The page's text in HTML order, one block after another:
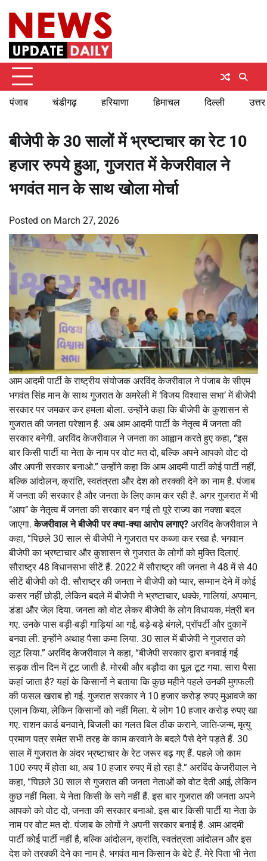
content
पंजाब चंडीगढ़ हरियाणा हिमाचल दिल्ली
बीजेपी के 30 सालों में भ्रष्टाचार का रेट 10
हजार रुपये हुआ, गुजरात में केजरीवाल ने
भगवंत मान के साथ खोला मोर्चा
Posted on March 27, 2026
आम आदमी पार्टी के राष्ट्रीय संयोजक अरविंद केजरीवाल ने पंजाब के सीएम
भगवंत सिंह मान के साथ गुजरात के अमरेली में ‘विजय विश्वास सभा’ में बीजेपी
सरकार पर जमकर कर हमला बोला. उन्होंने कहा कि बीजेपी के कुशासन से
गुजरात की जनता परेशान है. अब आम आदमी पार्टी के नेतृत्व में जनता की
सरकार बनेगी. अरविंद केजरीवाल ने जनता का आह्वान करते हुए कहा, “इस
बार किसी पार्टी या नेता के नाम पर वोट मत दो, बल्कि अपने आपको वोट दो
और अपनी सरकार बनाओ.” उन्होंने कहा कि आम आदमी पार्टी कोई पार्टी नहीं,
बल्कि आंदोलन, क्रांति, स्वतंत्रता और देश को तरक्की देने का नाम है. पंजाब
में जनता की सरकार है और जनता के लिए काम कर रही है. अगर गुजरात में भी
‘‘आप’’ के नेतृत्व में जनता की सरकार बन गई तो पूरे राज्य का नक्शा बदल
जाएगा.केजरीवाल ने बीजेपी पर क्या-क्या आरोप लगाए? अरविंद केजरीवाल ने
कहा, “पिछले 30 साल से बीजेपी ने गुजरात पर कब्जा कर रखा है. भगवान
बीजेपी का भ्रष्टाचार और कुशासन से गुजरात के लोगों को मुक्ति दिलाएं.
सौराष्ट्र 48 विधानसभा सीटें हैं. 2022 में सौराष्ट्र की जनता ने 48 में से 40
सीटें बीजेपी को दी. सौराष्ट्र की जनता ने बीजेपी को प्यार, सम्मान देने में कोई
कसर नहीं छोड़ी, लेकिन बदले में बीजेपी ने भ्रष्टाचार, धक्के, गालियां, अपमान,
डंडा और जेल दिया. जनता को वोट लेकर बीजेपी के लोग विधायक, मंत्री बन
गए. उनके पास बड़ी-बड़ी गाड़ियां आ गईं, बड़े-बड़े बंगले, प्रॉपर्टी और दुकानें
बनवा ली. इन्होंने अथाह पैसा कमा लिया. 30 साल में बीजेपी ने गुजरात को
लूट लिया.” अरविंद केजरीवाल ने कहा, “बीजेपी सरकार द्वारा बनवाई गई
सड़क तीन दिन में टूट जाती है. मोरबी और बड़ौदा का पूल टूट गया. सारा पैसा
कहां जाता है? यहां के किसानों ने बताया कि कुछ महीने पहले उनकी मुगफली
की फसल खराब हो गई. गुजरात सरकार ने 10 हजार करोड़ रुपए मुआवजे का
एलान किया, लेकिन किसानों को नहीं मिला. ये लोग 10 हजार करोड़ रुपए खा
गए. राशन कार्ड बनवाने, बिजली का गलत बिल ठीक कराने, जाति-जन्म, मृत्यु
प्रमाण पत्र समेत सभी तरह के काम करवाने के बदले पैसे देने पड़ते हैं. 30
साल में गुजरात के अंदर भ्रष्टाचार के रेट जरूर बढ़ गए हैं. पहले जो काम
100 रुपए में होता था, अब 10 हजार रुपए में हो रहा है.” अरविंद केजरीवाल ने
कहा, “पिछले 30 साल से गुजरात की जनता नेताओं को वोट देती आई, लेकिन
कुछ नहीं मिला. ये नेता किसी के सगे नहीं हैं. इस बार गुजरात की जनता अपने
आपको को वोट दो, जनता की सरकार बनाओ. इस बार किसी पार्टी या नेता के
नाम पर वोट मत दो. पंजाब के लोगों ने अपनी सरकार बनाई है. आम आदमी
पार्टी कोई पार्टी नहीं है, बल्कि आंदोलन, क्रांति, स्वतंत्रता आंदोलन और इस
देश को तरक्की देने का नाम है. भगवंत मान किसान के बेटे हैं. मेरे पिता भी नेता